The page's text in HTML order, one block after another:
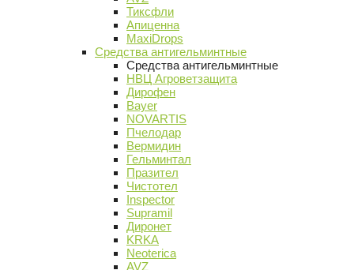
Тиксфли
Апиценна
MaxiDrops
Средства антигельминтные
Средства антигельминтные
НВЦ Агроветзащита
Дирофен
Bayer
NOVARTIS
Пчелодар
Вермидин
Гельминтал
Празител
Чистотел
Inspector
Supramil
Диронет
KRKA
Neoterica
AVZ